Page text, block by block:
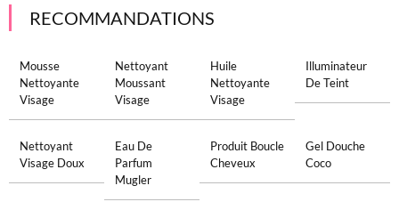
RECOMMANDATIONS
Mousse
Nettoyante
Visage
Nettoyant
Moussant
Visage
Huile
Nettoyante
Visage
Illuminateur
De Teint
Nettoyant
Visage Doux
Eau De
Parfum
Mugler
Produit Boucle
Cheveux
Gel Douche
Coco